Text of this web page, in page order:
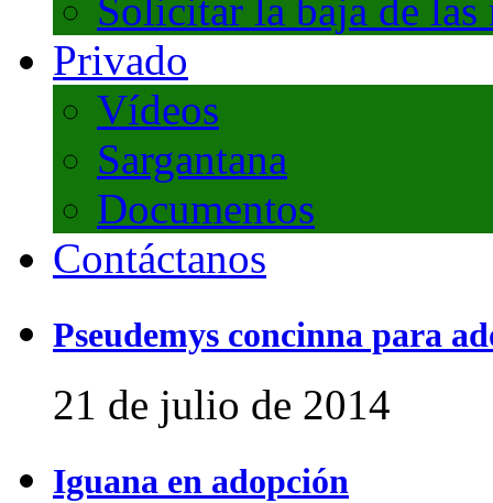
Solicitar la baja de
Privado
Vídeos
Sargantana
Documentos
Contáctanos
Pseudemys concinna para
21 de julio de 2014
Iguana en adopción